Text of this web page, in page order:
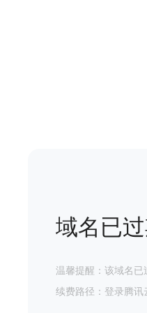
域名已
温馨提醒：该域名
续费路径：登录腾